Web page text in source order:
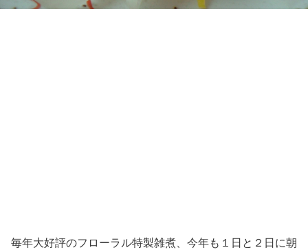
毎年大好評のフローラル特製雑煮、今年も１日と２日に朝